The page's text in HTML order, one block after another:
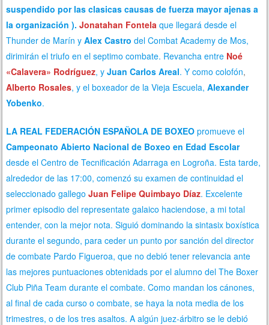
suspendido por las clasicas causas de fuerza mayor ajenas a
la organización ). Jonatahan Fontela que llegará desde el
Thunder de Marín yAlex Castro del Combat Academy de Mos,
dirimirán el triufo en el septimo combate. Revancha entre Noé
«Calavera» Rodríguez, yJuan Carlos Areal. Y como colofón,
Alberto Rosales, y el boxeador de la Vieja Escuela,Alexander
Yobenko.
LA REAL FEDERACIÓN ESPAÑOLA DE BOXEO promueve el
Campeonato Abierto Nacional de Boxeo en Edad Escolar
desde el Centro de Tecnificación Adarraga en Logroña. Esta tarde,
alrededor de las 17:00, comenzó su examen de continuidad el
seleccionado gallegoJuan Felipe Quimbayo Díaz. Excelente
primer episodio del representate galaico haciendose, a mi total
entender, con la mejor nota. Siguió dominando la sintasix boxística
durante el segundo, para ceder un punto por sanción del director
de combate Pardo Figueroa, que no debió tener relevancia ante
las mejores puntuaciones obtenidads por el alumno del The Boxer
Club Piña Team durante el combate. Como mandan los cánones,
al final de cada curso o combate, se haya la nota media de los
trimestres, o de los tres asaltos. A algún juez-árbitro se le debió